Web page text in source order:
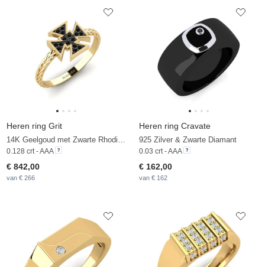
Heren ring Grit
14K Geelgoud met Zwarte Rhodium & Zwarte Saffier
0.128 crt - AAA
€ 842,00
van € 266
Heren ring Cravate
925 Zilver & Zwarte Diamant
0.03 crt - AAA
€ 162,00
van € 162